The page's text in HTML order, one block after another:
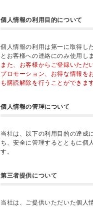
個人情報の利用目的について
個人情報の利用は第一に取得し
とお客様への連絡にのみ使用し
また、お客様からご登録いただ
プロモーション、お得な情報を
も購読解除を行うことができます
個人情報の管理について
当社は、以下の利用目的の達成
ち、安全に管理するとともに個
す。
第三者提供について
当社は、ご提供いただいた個人